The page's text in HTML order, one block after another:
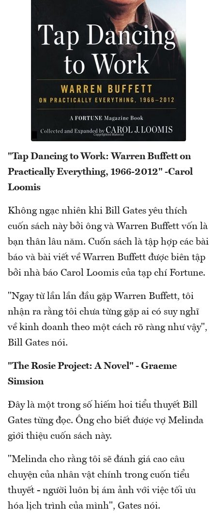
"Tap Dancing to Work: Warren Buffett on
Practically Everything, 1966-2012" -Carol
Loomis
Không ngạc nhiên khi Bill Gates yêu thích
cuốn sách này bởi ông và Warren Buffett vốn là
bạn thân lâu năm. Cuốn sách là tập hợp các bài
báo và bài viết về Warren Buffett được biên tập
bởi nhà báo Carol Loomis của tạp chí Fortune.
"Ngay từ lần lần đầu gặp Warren Buffett, tôi
nhận ra rằng tôi chưa từng gặp ai có suy nghĩ
về kinh doanh theo một cách rõ ràng như vậy",
Bill Gates nói.
"The Rosie Project: A Novel" - Graeme
Simsion
Đây là một trong số hiếm hoi tiểu thuyết Bill
Gates từng đọc. Ông cho biết được vợ Melinda
giới thiệu cuốn sách này.
"Melinda cho rằng tôi sẽ đánh giá cao câu
chuyện của nhân vật chính trong cuốn tiểu
thuyết - người luôn bị ám ảnh với việc tối ưu
hóa lịch trình của mình", Gates nói.